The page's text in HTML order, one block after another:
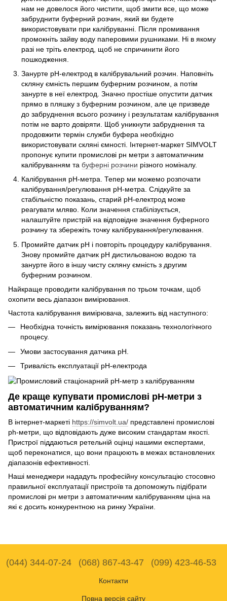
нам не довелося його чистити, щоб змити все, що може
забруднити буферний розчин, який ви будете
використовувати при калібруванні. Після промивання
промокніть зайву воду паперовими рушниками. Ні в якому
разі не тріть електрод, щоб не спричинити його
пошкодження.
Занурте pH-електрод в калібрувальний розчин. Наповніть
скляну ємність першим буферним розчином, а потім
занурте в неї електрод. Значно простіше опустити датчик
прямо в пляшку з буферним розчином, але це призведе
до забруднення всього розчину і результатам калібрування
потім не варто довіряти. Щоб уникнути забруднення та
продовжити термін служби буфера необхідно
використовувати скляні ємності. Інтернет-маркет SIMVOLT
пропонує купити промислові рн метри з автоматичним
калібруванням та буферні розчини різного номіналу.
Калібрування рН-метра. Тепер ми можемо розпочати
калібрування/регулювання рН-метра. Слідкуйте за
стабільністю показань, старий рН-електрод може
реагувати мляво. Коли значення стабілізується,
налаштуйте пристрій на відповідне значення буферного
розчину та збережіть точку калібрування/регулювання.
Промийте датчик pH і повторіть процедуру калібрування.
Знову промийте датчик pH дистильованою водою та
занурте його в іншу чисту скляну ємність з другим
буферним розчином.
Найкраще проводити калібрування по трьом точкам, щоб
охопити весь діапазон вимірювання.
Частота калібрування вимірювача, залежить від наступного:
Необхідна точність вимірювання показань технологічного
процесу.
Умови застосування датчика рН.
Тривалість експлуатації рН-електрода
Де краще купувати промислові рН-метри з
автоматичним калібруванням?
В інтернет-маркеті https://simvolt.ua/ представлені промислові
ph-метри, що відповідають дуже високим стандартам якості.
Пристрої піддаються ретельній оцінці нашими експертами,
щоб переконатися, що вони працюють в межах встановлених
діапазонів ефективності.
Наші менеджери нададуть професійну консультацію стосовно
правильної експлуатації пристроїв та допоможуть підібрати
промислові рн метри з автоматичним калібруванням ціна на
які є досить конкурентною на ринку України.
(044) 344-07-24 (068) 867-43-47 (099) 423-46-53
Контакти
Повна версія сайту